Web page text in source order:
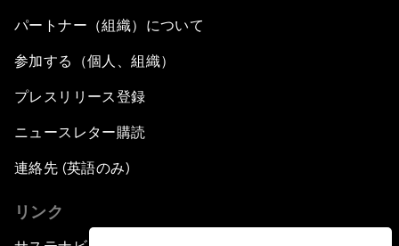
パートナー（組織）について
参加する（個人、組織）
プレスリリース登録
ニュースレター購読
連絡先 (英語のみ)
リンク